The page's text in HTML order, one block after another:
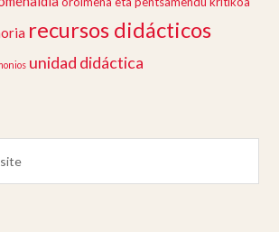
recursos didácticos
unidad didáctica